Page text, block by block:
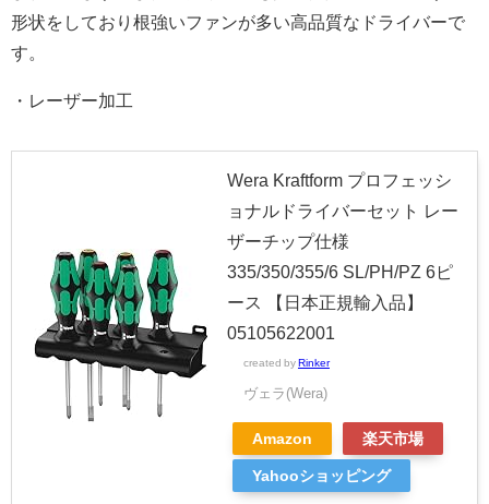
形状をしており根強いファンが多い高品質なドライバーで
す。
・レーザー加工
Wera Kraftform プロフェッシ
ョナルドライバーセット レー
ザーチップ仕様
335/350/355/6 SL/PH/PZ 6ピ
ース 【日本正規輸入品】
05105622001
created by Rinker
ヴェラ(Wera)
Amazon 楽天市場
Yahooショッピング